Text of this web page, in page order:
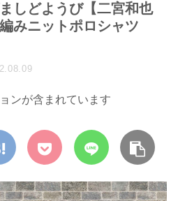
しどようび【二宮和也
みニットポロシャツ
ンが含まれています